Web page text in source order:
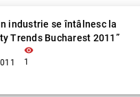
industrie se întâlnesc la
Trends Bucharest 2011”
visibility
1